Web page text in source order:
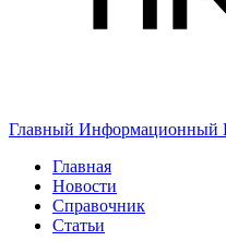
Главный Информационный
Главная
Новости
Справочник
Статьи